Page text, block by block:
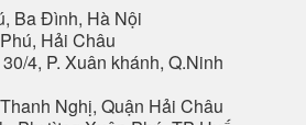
Ba Đình, Hà Nội
Hải Châu
4, P. Xuân khánh, Q.Ninh
Nghị, Quận Hải Châu